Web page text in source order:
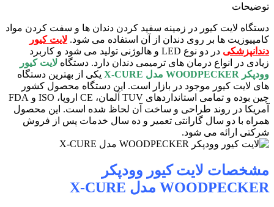
توضیحات
دستگاه لایت کیور در زمینه سفید کردن دندان ها و سفت کردن مواد
کامپیوزیت ها بر روی دندان از آن استفاده می شود. لایت کیور
دندانپزشکی
در دو نوع LED و هالوژنی تولید می شود و کاربرد
زیادی در انواع درمان های ترمیمی دندان دارد. دستگاه لایت کیور
وودپکر WOODPECKER مدل X-CURE
یکی از بهترین دستگاه
های لایت کیور موجود در بازار است. این دستگاه محصول کشور
چین بوده و تمامی استانداردهای TUV آلمان، CE اروپا، ISO و FDA
آمریکا در روند طراحی و ساخت آن لحاظ شده است. این محصول
همراه با دو سال گارانتی تعمیر و ده سال خدمات پس از فروش
شرکتی ارائه می شود.
مشخصات لایت کیور وودپکر
WOODPECKER مدل X-CURE